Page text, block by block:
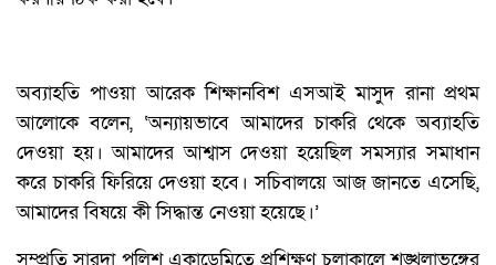
অব্যাহতি পাওয়া আরেক শিক্ষানবিশ এসআই মাসুদ রানা প্রথম
আলোকে বলেন, ‘অন্যায়ভাবে আমাদের চাকরি থেকে অব্যাহতি
দেওয়া হয়। আমাদের আশ্বাস দেওয়া হয়েছিল সমস্যার সমাধান
করে চাকরি ফিরিয়ে দেওয়া হবে। সচিবালয়ে আজ জানতে এসেছি,
আমাদের বিষয়ে কী সিদ্ধান্ত নেওয়া হয়েছে।’